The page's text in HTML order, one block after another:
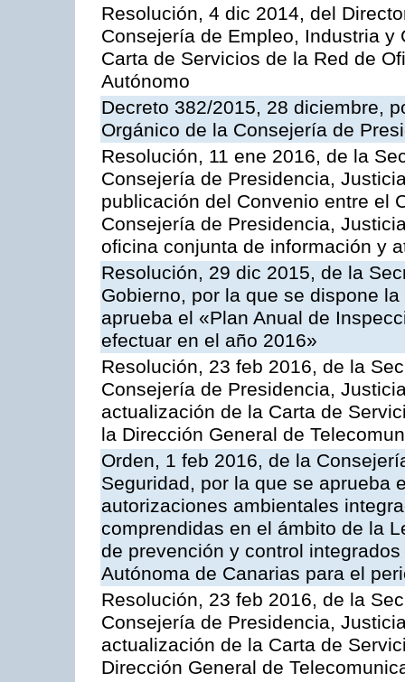
Resolución, 4 dic 2014, del
Consejería de Empleo, Industria
Carta de Servicios de la Red de
Autónomo
Decreto 382/2015, 28 diciembre,
Orgánico de la Consejería de
Resolución, 11 ene 2016, de la
Consejería de Presidencia,
publicación del Convenio entre el
Consejería de Presidencia,
oficina conjunta de información y
Resolución, 29 dic 2015, de la
Gobierno, por la que se dispone
aprueba el «Plan Anual de
efectuar en el año 2016»
Resolución, 23 feb 2016, de la
Consejería de Presidencia,
actualización de la Carta de
la Dirección General de
Orden, 1 feb 2016, de la
Seguridad, por la que se aprueba
autorizaciones ambientales
comprendidas en el ámbito de la
de prevención y control
Autónoma de Canarias para el
Resolución, 23 feb 2016, de la
Consejería de Presidencia,
actualización de la Carta de
Dirección General de